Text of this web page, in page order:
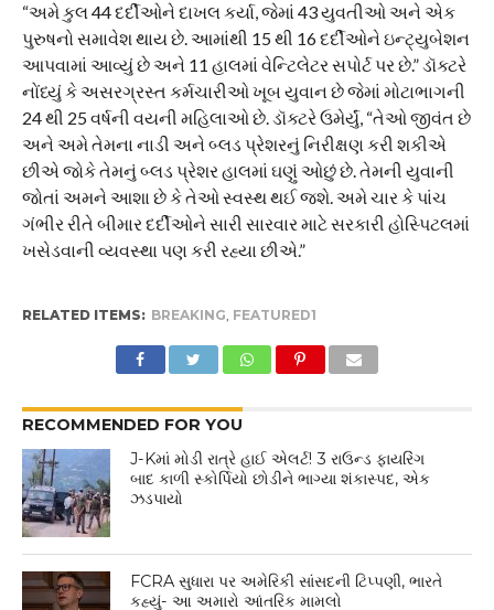
“અમે કુલ 44 દર્દીઓને દાખલ કર્યા, જેમાં 43 યુવતીઓ અને એક
પુરુષનો સમાવેશ થાય છે. આમાંથી 15 થી 16 દર્દીઓને ઇન્ટ્યુબેશન
આપવામાં આવ્યું છે અને 11 હાલમાં વેન્ટિલેટર સપોર્ટ પર છે.” ડૉક્ટરે
નોંધ્યું કે અસરગ્રસ્ત કર્મચારીઓ ખૂબ યુવાન છે જેમાં મોટાભાગની
24 થી 25 વર્ષની વયની મહિલાઓ છે. ડૉક્ટરે ઉમેર્યું, “તેઓ જીવંત છે
અને અમે તેમના નાડી અને બ્લડ પ્રેશરનું નિરીક્ષણ કરી શકીએ
છીએ જોકે તેમનું બ્લડ પ્રેશર હાલમાં ઘણું ઓછું છે. તેમની યુવાની
જોતાં અમને આશા છે કે તેઓ સ્વસ્થ થઈ જશે. અમે ચાર કે પાંચ
ગંભીર રીતે બીમાર દર્દીઓને સારી સારવાર માટે સરકારી હોસ્પિટલમાં
ખસેડવાની વ્યવસ્થા પણ કરી રહ્યા છીએ.”
RELATED ITEMS: BREAKING, FEATURED1
RECOMMENDED FOR YOU
J-Kમાં મોડી રાત્રે હાઈ એલર્ટ! 3 રાઉન્ડ ફાયરિંગ
બાદ કાળી સ્કોર્પિયો છોડીને ભાગ્યા શંકાસ્પદ, એક
ઝડપાયો
FCRA સુધારા પર અમેરિકી સાંસદની ટિપ્પણી, ભારતે
કહ્યું- આ અમારો આંતરિક મામલો